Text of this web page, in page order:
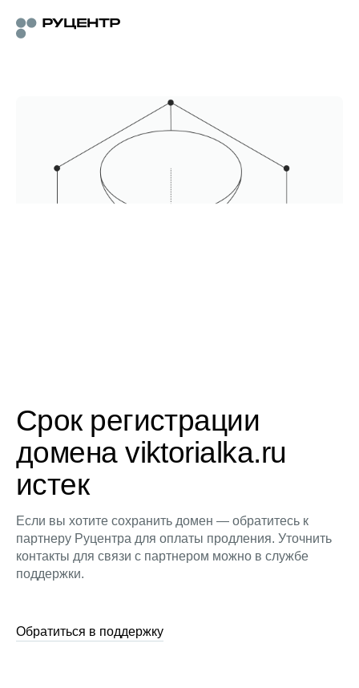
Срок регистрации
домена viktorialka.ru
истек
Если вы хотите сохранить домен — обратитесь к
партнеру Руцентра для оплаты продления. Уточнить
контакты для связи с партнером можно в службе
поддержки.
Обратиться в поддержку